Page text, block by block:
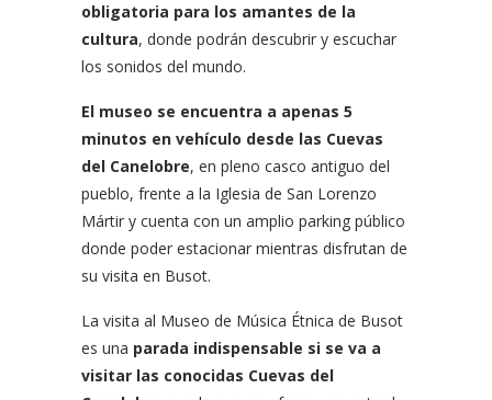
obligatoria para los amantes de la
cultura, donde podrán descubrir y escuchar
los sonidos del mundo.
El museo se encuentra a apenas 5
minutos en vehículo desde las Cuevas
del Canelobre, en pleno casco antiguo del
pueblo, frente a la Iglesia de San Lorenzo
Mártir y cuenta con un amplio parking público
donde poder estacionar mientras disfrutan de
su visita en Busot.
La visita al Museo de Música Étnica de Busot
es una parada indispensable si se va a
visitar las conocidas Cuevas del